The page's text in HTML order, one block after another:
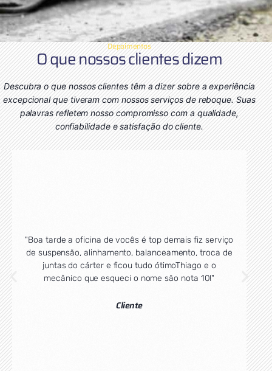
Depoimentos
O que nossos clientes dizem
Descubra o que nossos clientes têm a dizer sobre a experiência
excepcional que tiveram com nossos serviços de reboque. Suas
palavras refletem nosso compromisso com a qualidade,
confiabilidade e satisfação do cliente.
"Boa tarde a oficina de vocês é top demais fiz serviço
de suspensão, alinhamento, balanceamento, troca de
juntas do cárter e ficou tudo ótimoThiago e o
mecânico que esqueci o nome são nota 10!"
Cliente